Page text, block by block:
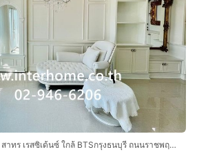
คอนโดมิเนียม 39.61 ตร.ม. สาทร เรสซิเด้นซ์ ใกล้ BTSกรุงธนบุรี ถนนราชพฤกษ์ ถนนกรุงธนบุรี เขตคลองสาน กรุงเทพมหานคร